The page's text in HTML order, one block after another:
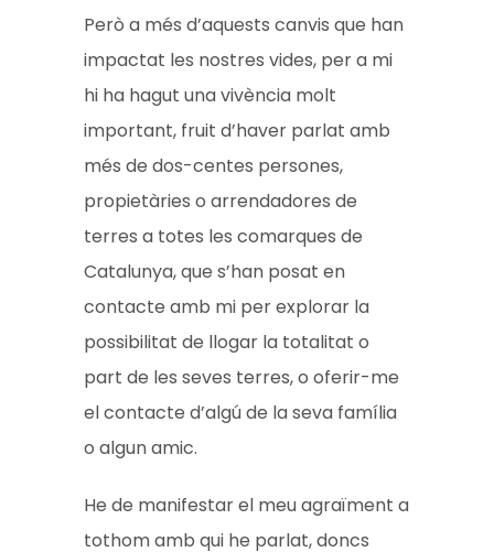
Però a més d’aquests canvis que han
impactat les nostres vides, per a mi
hi ha hagut una vivència molt
important, fruit d’haver parlat amb
més de dos-centes persones,
propietàries o arrendadores de
terres a totes les comarques de
Catalunya, que s’han posat en
contacte amb mi per explorar la
possibilitat de llogar la totalitat o
part de les seves terres, o oferir-me
el contacte d’algú de la seva família
o algun amic.
He de manifestar el meu agraïment a
tothom amb qui he parlat, doncs